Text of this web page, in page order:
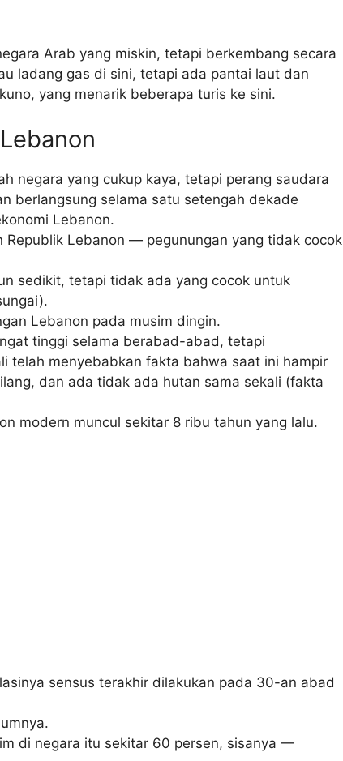
Arab yang miskin, tetapi berkembang secara
ladang gas di sini, tetapi ada pantai laut dan
yang menarik beberapa turis ke sini.
negara yang cukup kaya, tetapi perang saudara
berlangsung selama satu setengah dekade
Lebanon.
Republik Lebanon — pegunungan yang tidak cocok
sedikit, tetapi tidak ada yang cocok untuk
Lebanon pada musim dingin.
tinggi selama berabad-abad, tetapi
telah menyebabkan fakta bahwa saat ini hampir
dan ada tidak ada hutan sama sekali (fakta
modern muncul sekitar 8 ribu tahun yang lalu.
sensus terakhir dilakukan pada 30-an abad
di negara itu sekitar 60 persen, sisanya —